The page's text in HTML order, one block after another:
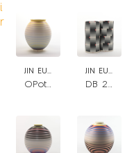
i
r
JIN EUI KIM
OPot – Moon jar – DB 17
JIN EUI KIM
DB 23 – DB 24 – Opverse Cylindrical form